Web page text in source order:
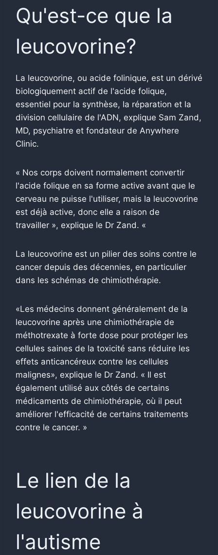
Qu'est-ce que la
leucovorine?
La leucovorine, ou acide folinique, est un dérivé
biologiquement actif de l'acide folique,
essentiel pour la synthèse, la réparation et la
division cellulaire de l'ADN, explique Sam Zand,
MD, psychiatre et fondateur de Anywhere
Clinic.
« Nos corps doivent normalement convertir
l'acide folique en sa forme active avant que le
cerveau ne puisse l'utiliser, mais la leucovorine
est déjà active, donc elle a raison de
travailler », explique le Dr Zand. «
La leucovorine est un pilier des soins contre le
cancer depuis des décennies, en particulier
dans les schémas de chimiothérapie.
«Les médecins donnent généralement de la
leucovorine après une chimiothérapie de
méthotrexate à forte dose pour protéger les
cellules saines de la toxicité sans réduire les
effets anticancéreux contre les cellules
malignes», explique le Dr Zand. « Il est
également utilisé aux côtés de certains
médicaments de chimiothérapie, où il peut
améliorer l'efficacité de certains traitements
contre le cancer. »
Le lien de la
leucovorine à
l'autisme